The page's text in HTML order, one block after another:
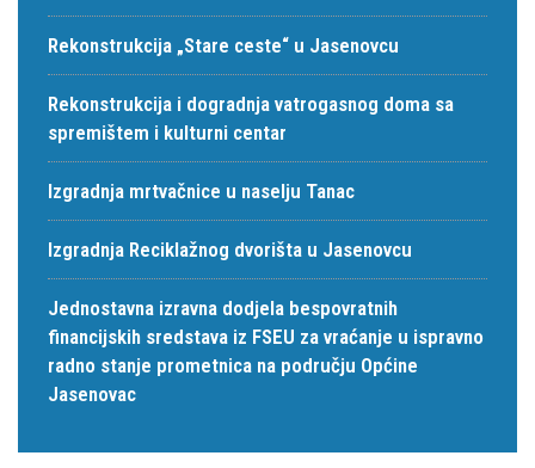
Rekonstrukcija „Stare ceste“ u Jasenovcu
Rekonstrukcija i dogradnja vatrogasnog doma sa
spremištem i kulturni centar
Izgradnja mrtvačnice u naselju Tanac
Izgradnja Reciklažnog dvorišta u Jasenovcu
Jednostavna izravna dodjela bespovratnih
financijskih sredstava iz FSEU za vraćanje u ispravno
radno stanje prometnica na području Općine
Jasenovac